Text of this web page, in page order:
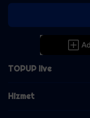
TOPUP live
Hizmet